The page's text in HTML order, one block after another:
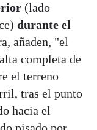
(lado
durante el
añaden, "el
completa de
el terreno
tras el punto
hacia el